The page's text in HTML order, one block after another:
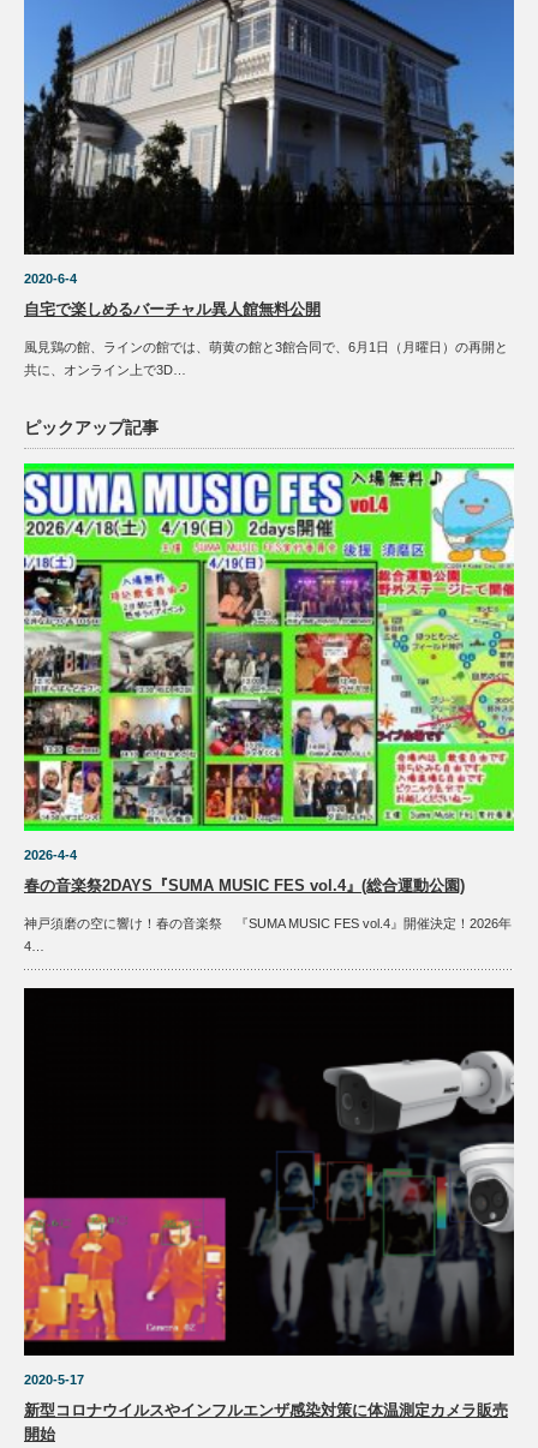
2020-6-4
自宅で楽しめるバーチャル異人館無料公開
風見鶏の館、ラインの館では、萌黄の館と3館合同で、6月1日（月曜日）の再開と
共に、オンライン上で3D…
ピックアップ記事
2026-4-4
春の音楽祭2DAYS『SUMA MUSIC FES vol.4』(総合運動公園)
神戸須磨の空に響け！春の音楽祭 『SUMA MUSIC FES vol.4』開催決定！2026年
4…
2020-5-17
新型コロナウイルスやインフルエンザ感染対策に体温測定カメラ販売
開始